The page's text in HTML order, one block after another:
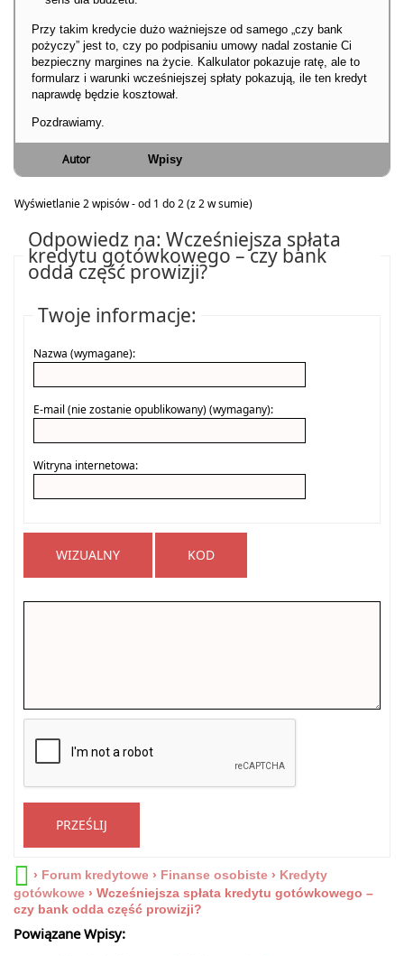
Przy takim kredycie dużo ważniejsze od samego „czy bank
pożyczy” jest to, czy po podpisaniu umowy nadal zostanie Ci
bezpieczny margines na życie. Kalkulator pokazuje ratę, ale to
formularz i warunki wcześniejszej spłaty pokazują, ile ten kredyt
naprawdę będzie kosztował.
Pozdrawiamy.
Autor Wpisy
Wyświetlanie 2 wpisów - od 1 do 2 (z 2 w sumie)
Odpowiedz na: Wcześniejsza spłata
kredytu gotówkowego – czy bank
odda część prowizji?
Twoje informacje:
Nazwa (wymagane):
E-mail (nie zostanie opublikowany) (wymagany):
Witryna internetowa:
WIZUALNY KOD
PRZEŚLIJ
› Forum kredytowe › Finanse osobiste › Kredyty
gotówkowe › Wcześniejsza spłata kredytu gotówkowego –
czy bank odda część prowizji?
Powiązane Wpisy: